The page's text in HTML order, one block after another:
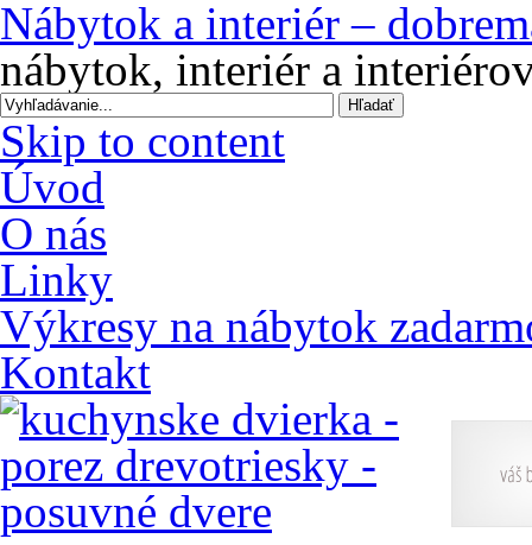
Nábytok a interiér –
nábytok, interiér a
Skip to content
Úvod
O nás
Linky
Výkresy na nábytok
Kontakt